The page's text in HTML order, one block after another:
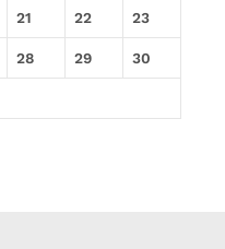
21 22 23
28 29 30